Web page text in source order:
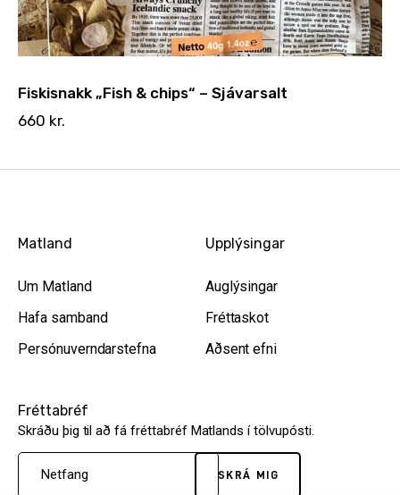
Fiskisnakk „Fish & chips“ – Sjávarsalt
660 kr.
Matland
Um Matland
Hafa samband
Persónuverndarstefna
Upplýsingar
Auglýsingar
Fréttaskot
Aðsent efni
Fréttabréf
Skráðu þig til að fá fréttabréf Matlands í tölvupósti.
SKRÁ MIG